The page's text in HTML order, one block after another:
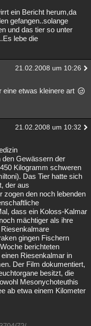
ein Bericht herum,da
gefangen..solange
und das tier so unter
lebe die
21.02.2008 um 10:26
eine etwas kleinere art
21.02.2008 um 10:32
den Gewässern der
Kilogramm schweren
Das Tier hatte sich
der aus
zogen den noch lebenden
dass ein Koloss-Kalmar
mächtiger als ihre
gingen Fischern
berichteten
Riesenkalmar in
Der Film dokumentiert,
besitzt, die
Mesonychoteuthis
ab etwa einem Kilometer